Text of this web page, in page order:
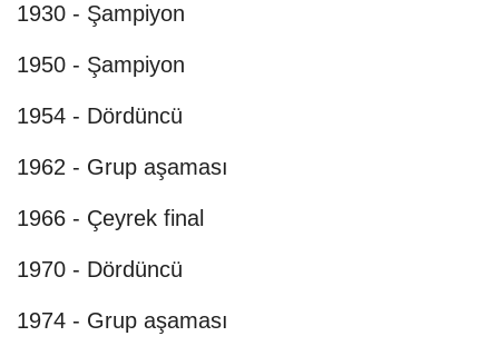
1930 - Şampiyon
1950 - Şampiyon
1954 - Dördüncü
1962 - Grup aşaması
1966 - Çeyrek final
1970 - Dördüncü
1974 - Grup aşaması